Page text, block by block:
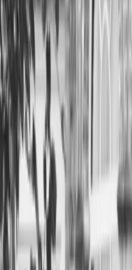
Paramètres de confidentialité